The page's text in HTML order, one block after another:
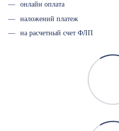
онлайн оплата
наложений платеж
на расчетный счет ФЛП